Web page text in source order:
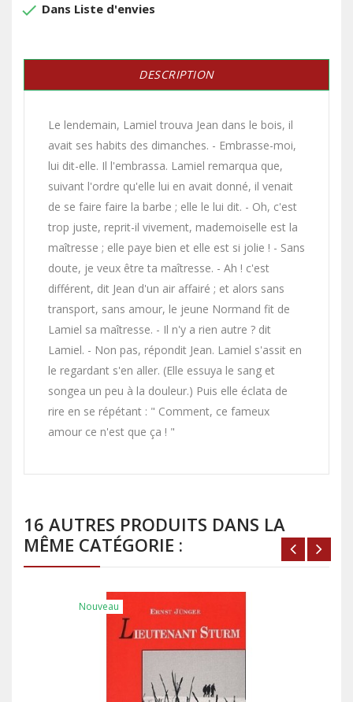
done Dans Liste d'envies
DESCRIPTION
Le lendemain, Lamiel trouva Jean dans le bois, il
avait ses habits des dimanches. - Embrasse-moi,
lui dit-elle. Il l'embrassa. Lamiel remarqua que,
suivant l'ordre qu'elle lui en avait donné, il venait
de se faire faire la barbe ; elle le lui dit. - Oh, c'est
trop juste, reprit-il vivement, mademoiselle est la
maîtresse ; elle paye bien et elle est si jolie ! - Sans
doute, je veux être ta maîtresse. - Ah ! c'est
différent, dit Jean d'un air affairé ; et alors sans
transport, sans amour, le jeune Normand fit de
Lamiel sa maîtresse. - Il n'y a rien autre ? dit
Lamiel. - Non pas, répondit Jean. Lamiel s'assit en
le regardant s'en aller. (Elle essuya le sang et
songea un peu à la douleur.) Puis elle éclata de
rire en se répétant : " Comment, ce fameux
amour ce n'est que ça ! "
16 AUTRES PRODUITS DANS LA
MÊME CATÉGORIE :
Nouveau